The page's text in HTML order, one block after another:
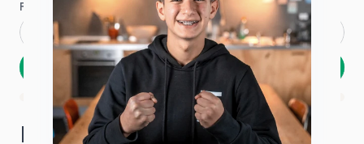
Fornavn Efternavn
Næste
Opbevares sikkert - oplysninger deles aldrig
1 ud af 9 for at finde den rette tutor
Hvordan kontakter vi dig?